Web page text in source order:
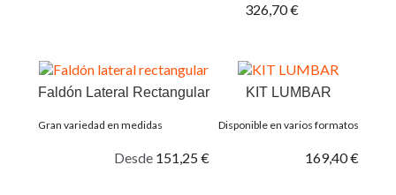
326,70 €
Faldón Lateral Rectangular
Gran variedad en medidas
Desde 151,25 €
KIT LUMBAR
Disponible en varios formatos
169,40 €